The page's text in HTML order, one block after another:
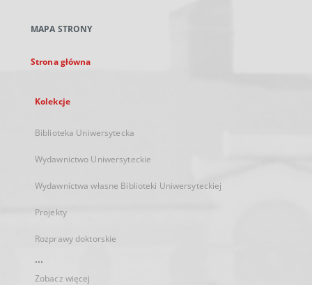
karcie
MAPA STRONY
Strona główna
Kolekcje
Biblioteka Uniwersytecka
Wydawnictwo Uniwersyteckie
Wydawnictwa własne Biblioteki Uniwersyteckiej
Projekty
Rozprawy doktorskie
...
Zobacz więcej